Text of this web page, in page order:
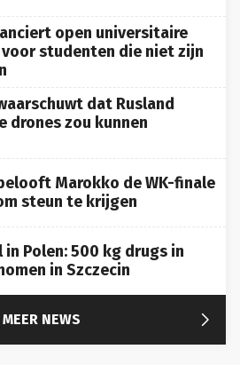
open universitaire
voor studenten die niet zijn
dat Rusland
drones zou kunnen
Marokko de WK-finale
steun te krijgen
in Polen: 500 kg drugs in
in Szczecin
MEER NEWS 